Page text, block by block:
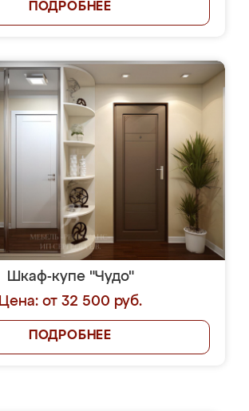
ПОДРОБНЕЕ
Шкаф-купе "Чудо"
Цена: от 32 500 руб.
ПОДРОБНЕЕ